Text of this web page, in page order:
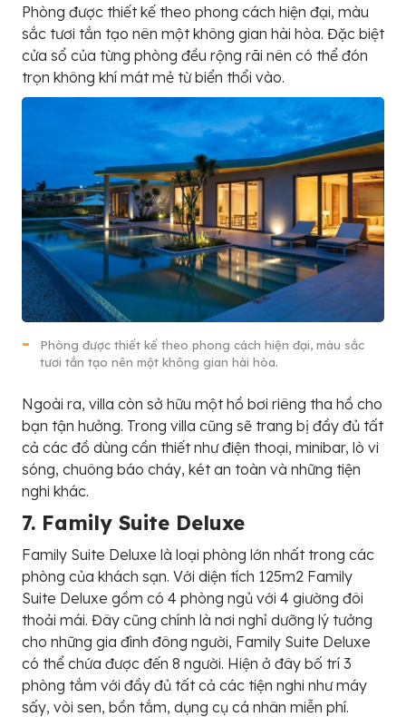
Phòng được thiết kế theo phong cách hiện đại, màu
sắc tươi tắn tạo nên một không gian hài hòa. Đặc biệt
cửa sổ của từng phòng đều rộng rãi nên có thể đón
trọn không khí mát mẻ từ biển thổi vào.
Phòng được thiết kế theo phong cách hiện đại, màu sắc
tươi tắn tạo nên một không gian hài hòa.
Ngoài ra, villa còn sở hữu một hồ bơi riêng tha hồ cho
bạn tận hưởng. Trong villa cũng sẽ trang bị đầy đủ tất
cả các đồ dùng cần thiết như điện thoại, minibar, lò vi
sóng, chuông báo cháy, két an toàn và những tiện
nghi khác.
7. Family Suite Deluxe
Family Suite Deluxe là loại phòng lớn nhất trong các
phòng của khách sạn. Với diện tích 125m2 Family
Suite Deluxe gồm có 4 phòng ngủ với 4 giường đôi
thoải mái. Đây cũng chính là nơi nghỉ dưỡng lý tưởng
cho những gia đình đông người, Family Suite Deluxe
có thể chứa được đến 8 người. Hiện ở đây bố trí 3
phòng tắm với đầy đủ tất cả các tiện nghi như máy
sấy, vòi sen, bồn tắm, dụng cụ cá nhân miễn phí.